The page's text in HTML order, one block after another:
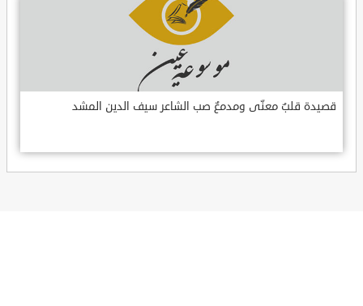
قصيدة قلبٌ معنّى ومدمعٌ صب الشاعر سيف الدين المشد